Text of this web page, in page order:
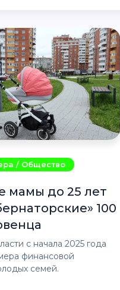
/ Общество
100
финансовой
семей.